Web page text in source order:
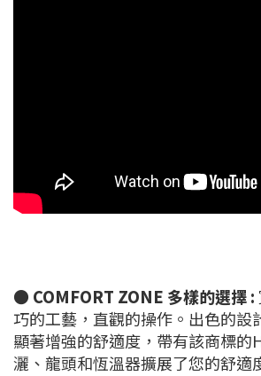
● COMFORT ZONE 多樣的選擇 :
巧的工藝，直觀的操作。出色的設
顯著增強的舒適度，帶有該商標的
灑、龍頭和恆溫器擴展了您的舒適